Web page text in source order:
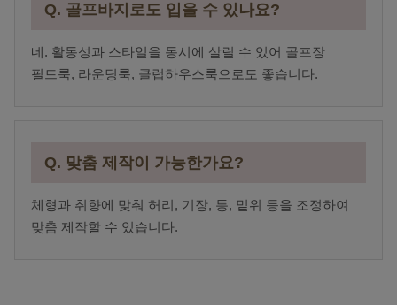
Q. 골프바지로도 입을 수 있나요?
네. 활동성과 스타일을 동시에 살릴 수 있어 골프장
필드룩, 라운딩룩, 클럽하우스룩으로도 좋습니다.
Q. 맞춤 제작이 가능한가요?
체형과 취향에 맞춰 허리, 기장, 통, 밑위 등을 조정하여
맞춤 제작할 수 있습니다.